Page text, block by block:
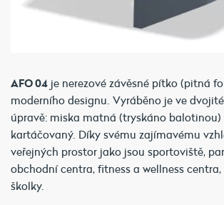
AFO 04 je nerezové závěsné pítko (pitná
moderního designu. Vyráběno je ve
úpravě: miska matná (tryskáno
kartáčovaný. Díky svému zajímavému
veřejných prostor jako jsou sportoviště,
obchodní centra, fitness a wellness
školky.